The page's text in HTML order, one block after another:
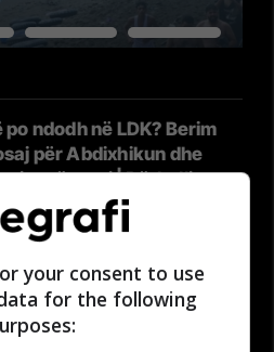
po ndodh në LDK? Berim
për Abdixhikun dhe
në parti | Përballje
që nuk duhet harruar:
“Nënës Terezë” në vitet
gjatë luftës | Përballje
your consent to use
for the following